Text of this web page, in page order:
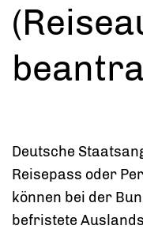
Deutsche
Reisepass oder
können bei der
befristete